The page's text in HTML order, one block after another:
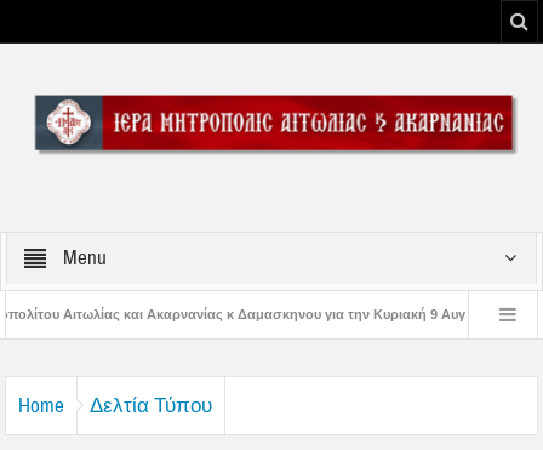
Menu
κ Δαμασκηνου για την Κυριακή 9 Αυγούστου 2026 Η εορτή της
Home Δελτία Τύπου